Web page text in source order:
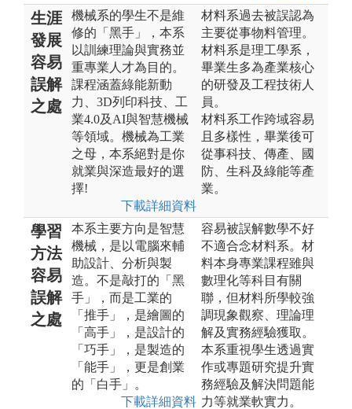
生涯
發展
容易
誤解
之處
機械系的學生不是維
修的「黑手」，本系
以訓練理論與實務並
重專業人才為目的。
課程涵蓋綠能新動
力、3D列印科技、工
業4.0及AI與智慧機械
等領域。機械為工業
之母，本系絕對是你
就業與深造最好的選
擇!
下載詳細資料
材料系過去被誤認為
主要從事物料管理。
材料系是理工學系，
畢業生多為產業核心
的研發及工程技術人
員。
材料系工作跨域容易
且多樣性，畢業後可
從事科技、傳產、國
防、生科及綠能等產
業。
學習
方法
容易
誤解
之處
本系主要方向是智慧
機械，是以電腦來輔
助設計、分析與製
造。不是敲打的「黑
手」，而是工業的
「推手」，是繪圖的
「高手」，是設計的
「巧手」，是製造的
「能手」，更是創業
的「白手」。
下載詳細資料
容易被誤解數學不好
不適合念材料系。材
料本身專業課程雖與
數理化等科目有關
聯，但材料所學較強
調現象觀察、理論理
解及實務經驗獲取。
本系重視學生透過實
作或專題研究提升實
務經驗及解決問題能
力等就業軟實力。